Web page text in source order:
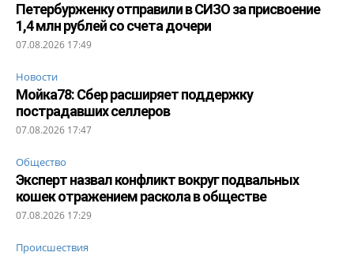
Петербурженку отправили в СИЗО за присвоение
1,4 млн рублей со счета дочери
07.08.2026 17:49
Новости
Мойка78: Сбер расширяет поддержку
пострадавших селлеров
07.08.2026 17:47
Общество
Эксперт назвал конфликт вокруг подвальных
кошек отражением раскола в обществе
07.08.2026 17:29
Происшествия